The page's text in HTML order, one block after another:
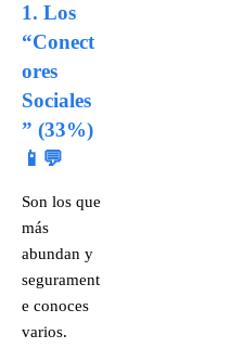
1. Los
“Conect
ores
Sociales
” (33%)
📱💬
Son los que
más
abundan y
segurament
e conoces
varios.